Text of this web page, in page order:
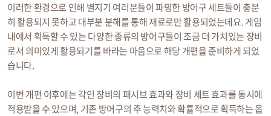
이러한 환경으로 인해 별지기 여러분들이 파밍한 방어구 세트들이 충분
히 활용되지 못하고 대부분 분해를 통해 재료로만 활용되었는데요. 게임
내에서 획득할 수 있는 다양한 종류의 방어구들이 조금 더 가치있는 장비
로서 의미있게 활용되기를 바라는 마음으로 해당 개편을 준비하게 되었
습니다.
이번 개편 이후에는 각인 장비의 패시브 효과와 장비 세트 효과를 동시에
적용받을 수 있으며, 기존 방어구의 주 능력치와 확률적으로 획득하는 옵